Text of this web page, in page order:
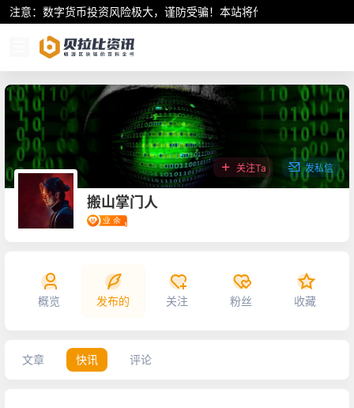
注意：数字货币投资风险极大，谨防受骗！本站将作为行业资讯共享
搬山掌门人
关注Ta 发私信
概览 发布的 关注 粉丝 收藏
文章 快讯 评论